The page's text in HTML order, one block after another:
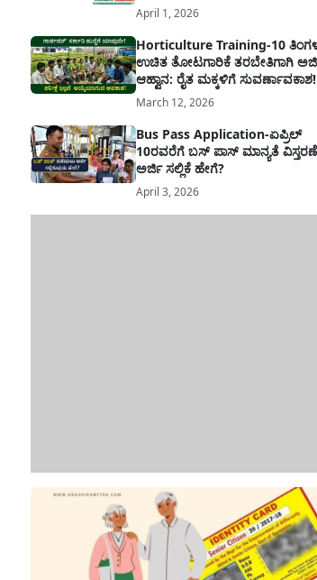
April 1, 2026
Horticulture Training-10
ಉಚಿತ ತೋಟಗಾರಿಕೆ ತರಬೇತಿಗಾಗಿ
ಆಹ್ವಾನ: ರೈತ ಮಕ್ಕಳಿಗೆ ಸುವರ್ಣಾವಕಾಶ!
March 12, 2026
Bus Pass Application-ಏಪ್ರಿಲ್
10ರವರೆಗೆ ಬಸ್ ಪಾಸ್ ಮಾನ್ಯತೆ
ಅರ್ಜಿ ಸಲ್ಲಿಕೆ ಹೇಗೆ?
April 3, 2026